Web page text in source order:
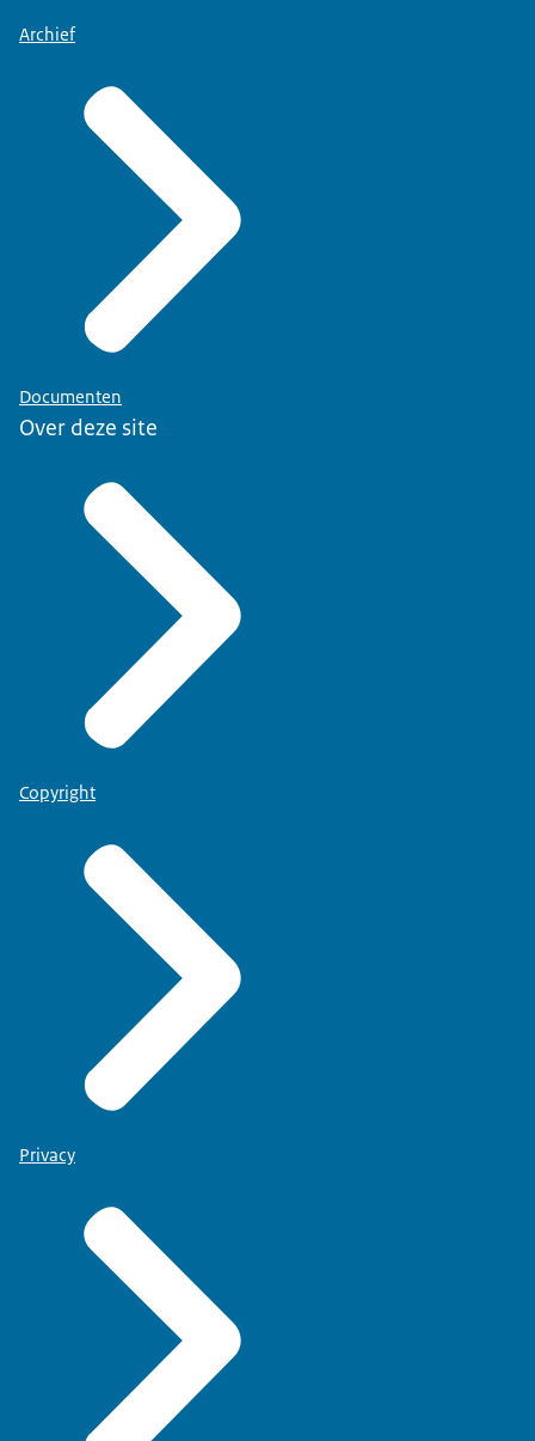
Archief
Documenten
Over deze site
Copyright
Privacy